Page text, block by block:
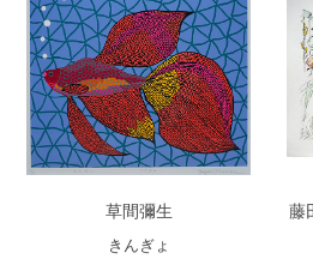
草間彌生
きんぎょ
藤